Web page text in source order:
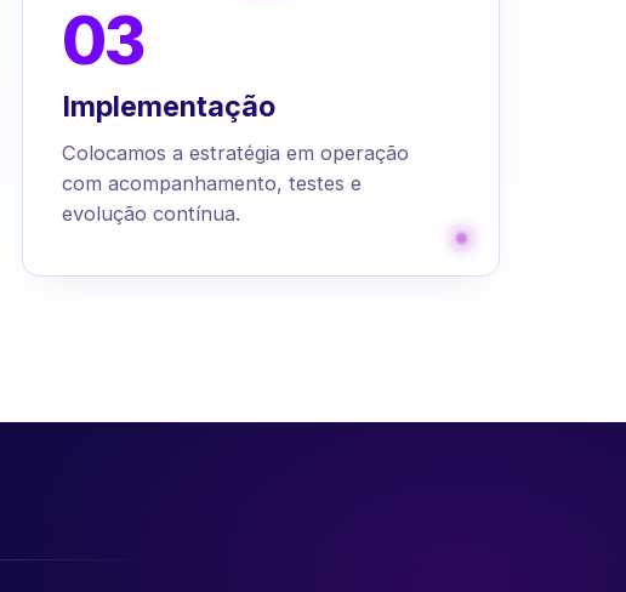
03
Implementação
Colocamos a estratégia em operação
com acompanhamento, testes e
evolução contínua.